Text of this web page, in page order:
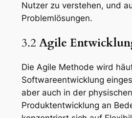
Nutzer zu verstehen, und
Problemlösungen.
3.2 Agile
Die Agile Methode wird
Softwareentwicklung
aber auch in der physischen
Produktentwicklung an